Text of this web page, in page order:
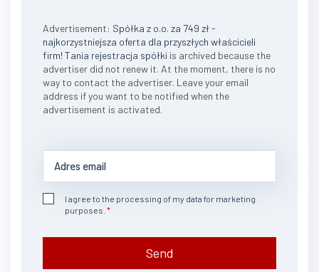
Advertisement: Spółka z o.o. za 749 zł -
najkorzystniejsza oferta dla przyszłych właścicieli
firm! Tania rejestracja spółki is archived because the
advertiser did not renew it. At the moment, there is no
way to contact the advertiser. Leave your email
address if you want to be notified when the
advertisement is activated.
I agree to the processing of my data for marketing
purposes.
Send